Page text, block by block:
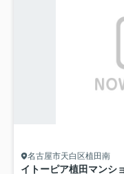
名古屋市天白区植田南
イトーピア植田マンシ